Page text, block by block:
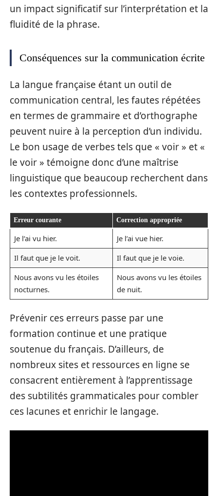
un impact significatif sur l’interprétation et la
fluidité de la phrase.
Conséquences sur la communication écrite
La langue française étant un outil de
communication central, les fautes répétées
en termes de grammaire et d’orthographe
peuvent nuire à la perception d’un individu.
Le bon usage de verbes tels que « voir » et «
le voir » témoigne donc d’une maîtrise
linguistique que beaucoup recherchent dans
les contextes professionnels.
Erreur courante Correction appropriée
Je l’ai vu hier.
Je l’ai vue hier.
Il faut que je le voit.
Il faut que je le voie.
Nous avons vu les étoiles
nocturnes.
Nous avons vu les étoiles
de nuit.
Prévenir ces erreurs passe par une
formation continue et une pratique
soutenue du français. D’ailleurs, de
nombreux sites et ressources en ligne se
consacrent entièrement à l’apprentissage
des subtilités grammaticales pour combler
ces lacunes et enrichir le langage.